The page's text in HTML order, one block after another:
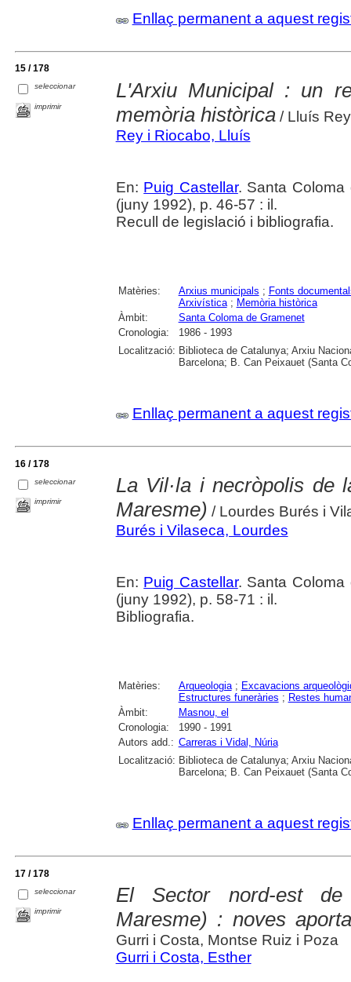
Enllaç permanent a aquest
15 / 178
seleccionar
imprimir
L'Arxiu Municipal : un
memòria històrica/ Lluís
Rey i Riocabo, Lluís
En: Puig Castellar. Santa Coloma
(juny 1992), p. 46-57 : il.
Recull de legislació i bibliografia.
Matèries: Arxius municipals ; Fonts
Arxivística; Memòria històrica
Àmbit:
Santa Coloma de Gramenet
Cronologia:
1986 - 1993
Localització: Biblioteca de Catalunya; Arxiu
Barcelona; B. Can Peixauet (Santa
Enllaç permanent a aquest
16 / 178
seleccionar
imprimir
La Vil·la i necròpolis de
Maresme) / Lourdes Burés i
Burés i Vilaseca, Lourdes
En: Puig Castellar. Santa Coloma
(juny 1992), p. 58-71 : il.
Bibliografia.
Matèries: Arqueologia; Excavacions
Estructures funeràries ; Restes
Àmbit:
Masnou, el
Cronologia:
1990 - 1991
Autors add.: Carreras i Vidal, Núria
Localització: Biblioteca de Catalunya; Arxiu
Barcelona; B. Can Peixauet (Santa
Enllaç permanent a aquest
17 / 178
seleccionar
imprimir
El Sector nord-est
Maresme) : noves
Gurri i Costa, Montse Ruiz i Poza
Gurri i Costa, Esther